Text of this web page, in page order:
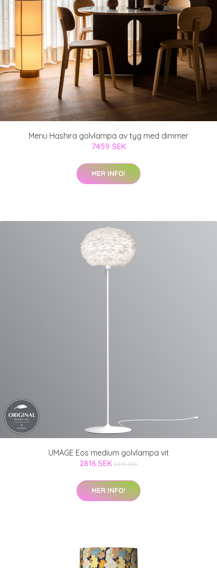
Menu Hashira golvlampa av tyg med dimmer
7459 SEK
MER INFO!
UMAGE Eos medium golvlampa vit
2816 SEK 3318 SEK
MER INFO!